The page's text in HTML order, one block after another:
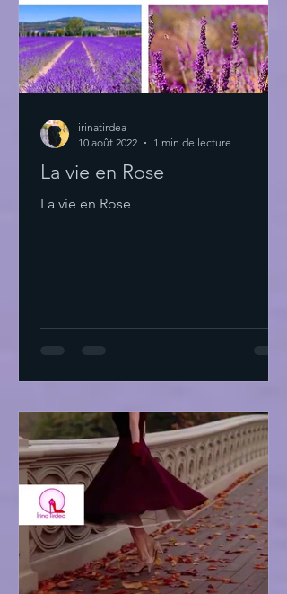
La vie en Rose
La vie en Rose
irinatirdea
10 août 2022
1 min de lecture